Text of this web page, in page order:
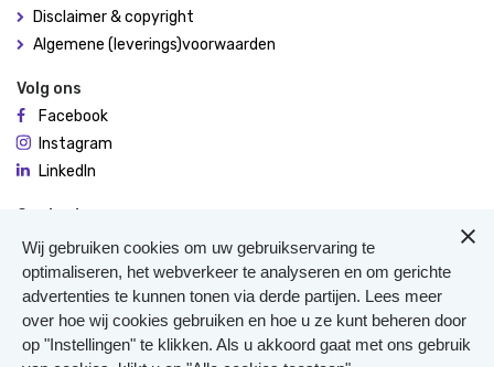
Disclaimer & copyright
Algemene (leverings)voorwaarden
Volg ons
Facebook
Instagram
LinkedIn
Contact
De Molen 94
3995 AX Houten
0306348900
Meer contact
Veterinair Vangnet
Wij gebruiken cookies om uw gebruikservaring te
optimaliseren, het webverkeer te analyseren en om gerichte
advertenties te kunnen tonen via derde partijen. Lees meer
over hoe wij cookies gebruiken en hoe u ze kunt beheren door
op "Instellingen" te klikken. Als u akkoord gaat met ons gebruik